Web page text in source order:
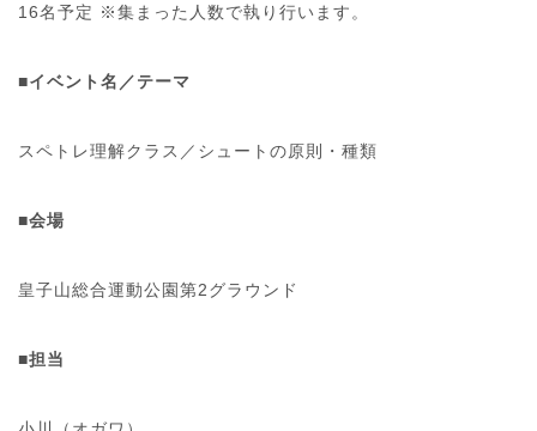
16名予定 ※集まった人数で執り行います。
■イベント名／テーマ
スペトレ理解クラス／シュートの原則・種類
■会場
皇子山総合運動公園第2グラウンド
■担当